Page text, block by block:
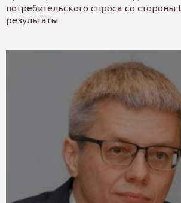
потребительского спроса со
результаты